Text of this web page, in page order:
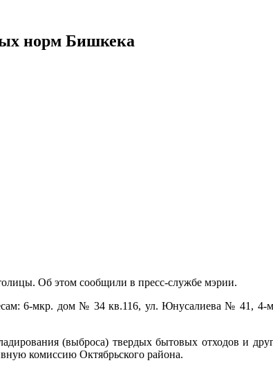
норм Бишкека
Об этом сообщили в пресс-службе мэрии.
6-мкр. дом № 34 кв.116, ул. Юнусалиева № 41,
(выброса) твердых бытовых отходов и
комиссию Октябрьского района.